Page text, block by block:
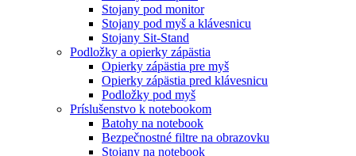
Stojany pod monitor
Stojany pod myš a klávesnicu
Stojany Sit-Stand
Podložky a opierky zápästia
Opierky zápästia pre myš
Opierky zápästia pred klávesnicu
Podložky pod myš
Príslušenstvo k notebookom
Batohy na notebook
Bezpečnostné filtre na obrazovku
Stojany na notebook